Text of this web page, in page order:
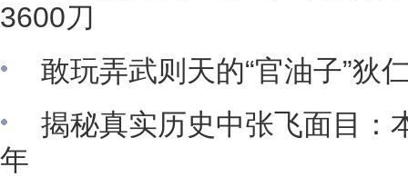
3600刀
敢玩弄武则天的“官油子”狄
揭秘真实历史中张飞面目：
年